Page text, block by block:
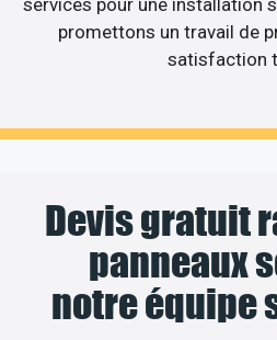
promettons un travail de
satisfaction
Devis gratuit
panneaux
notre équipe